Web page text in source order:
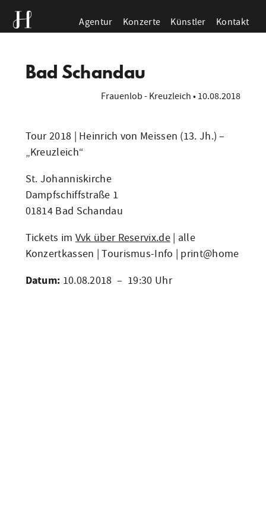
Agentur Konzerte Künstler Kontakt
Bad Schandau
Frauenlob - Kreuzleich•10.08.2018
Tour 2018 | Heinrich von Meissen (13. Jh.) –
„Kreuzleich“
St. Johanniskirche
Dampfschiffstraße 1
01814 Bad Schandau
Tickets im Vvk über Reservix.de| alle
Konzertkassen | Tourismus-Info | print@home
Datum: 10.08.2018 – 19:30 Uhr